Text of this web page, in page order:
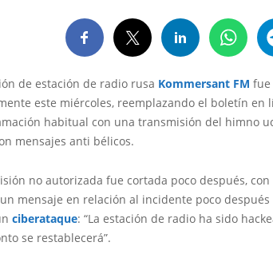
de estación de radio rusa Kommersant FM
este miércoles, reemplazando el boletín en
habitual con una transmisión del himno
mensajes anti bélicos.
no autorizada fue cortada poco después, con
mensaje en relación al incidente poco
ciberataque: “La estación de radio ha sido
se restablecerá”.